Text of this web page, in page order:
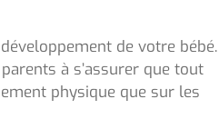
de votre bébé.
à s’assurer que tout
physique que sur les